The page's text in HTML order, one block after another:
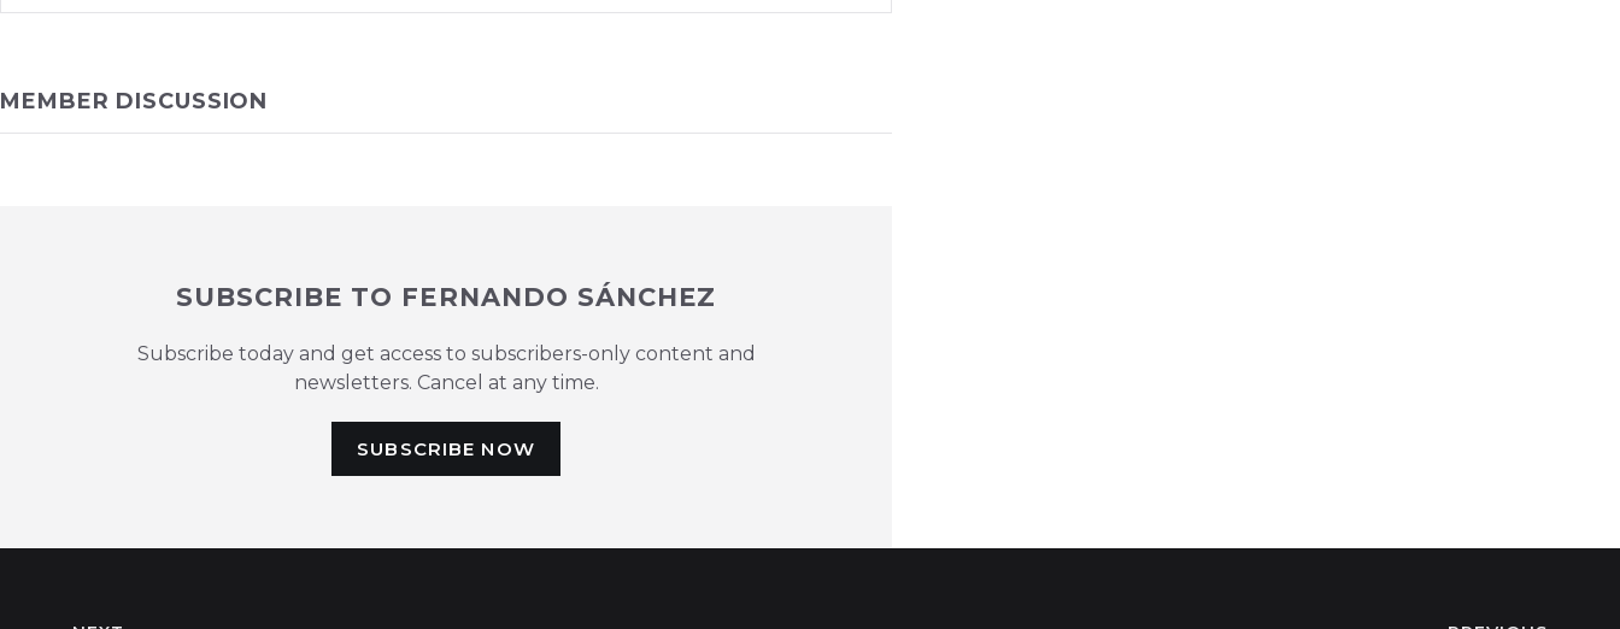
MEMBER DISCUSSION
SUBSCRIBE TO FERNANDO SÁNCHEZ
Subscribe today and get access to subscribers-only content and
newsletters. Cancel at any time.
SUBSCRIBE NOW